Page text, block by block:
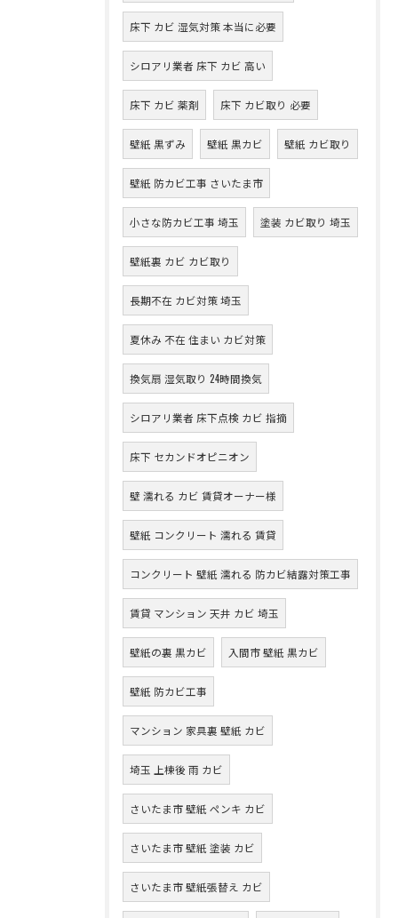
床下 カビ 湿気対策 本当に必要
シロアリ業者 床下 カビ 高い
床下 カビ 薬剤 床下 カビ取り 必要
壁紙 黒ずみ 壁紙 黒カビ 壁紙 カビ取り
壁紙 防カビ工事 さいたま市
小さな防カビ工事 埼玉 塗装 カビ取り 埼玉
壁紙裏 カビ カビ取り
長期不在 カビ対策 埼玉
夏休み 不在 住まい カビ対策
換気扇 湿気取り 24時間換気
シロアリ業者 床下点検 カビ 指摘
床下 セカンドオピニオン
壁 濡れる カビ 賃貸オーナー様
壁紙 コンクリート 濡れる 賃貸
コンクリート 壁紙 濡れる 防カビ結露対策工事
賃貸 マンション 天井 カビ 埼玉
壁紙の裏 黒カビ 入間市 壁紙 黒カビ
壁紙 防カビ工事
マンション 家具裏 壁紙 カビ
埼玉 上棟後 雨 カビ
さいたま市 壁紙 ペンキ カビ
さいたま市 壁紙 塗装 カビ
さいたま市 壁紙張替え カビ